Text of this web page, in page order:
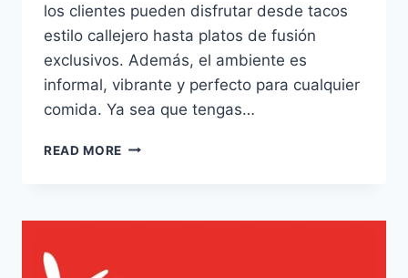
los clientes pueden disfrutar desde tacos
estilo callejero hasta platos de fusión
exclusivos. Además, el ambiente es
informal, vibrante y perfecto para cualquier
comida. Ya sea que tengas…
READ MORE LA
SUS